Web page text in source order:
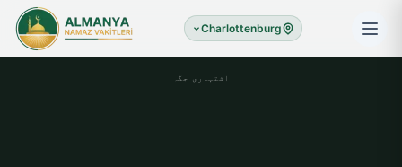
Charlottenburg
اشتہاری جگہ